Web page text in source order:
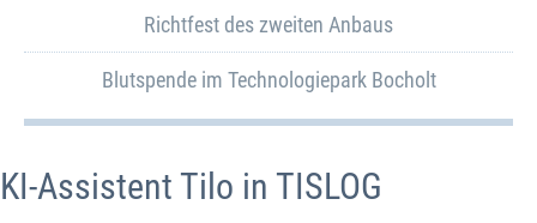
Richtfest des zweiten Anbaus
Blutspende im Technologiepark Bocholt
KI-Assistent Tilo in TISLOG